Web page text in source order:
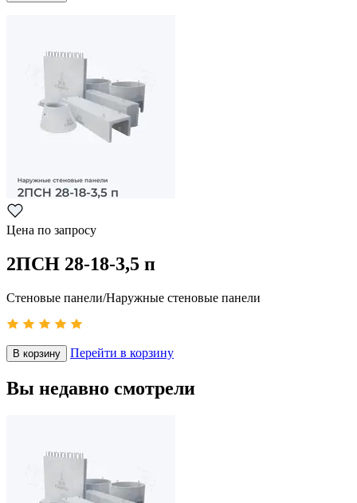
Цена по запросу
2ПСН 28-18-3,5 п
Стеновые панели/Наружные стеновые панели
В корзину Перейти в корзину
Вы недавно смотрели